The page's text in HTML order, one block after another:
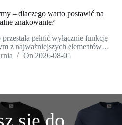
– dlaczego warto postawić na
znakowanie?
pełnić wyłącznie funkcję
z najważniejszych elementów…
On 2026-08-05
się do